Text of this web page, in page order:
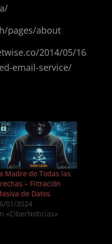
pages/about
2014/05/16
email-service/
Madre de Todas las
– Filtración
de Datos
01/2024
«CiberNoticias»